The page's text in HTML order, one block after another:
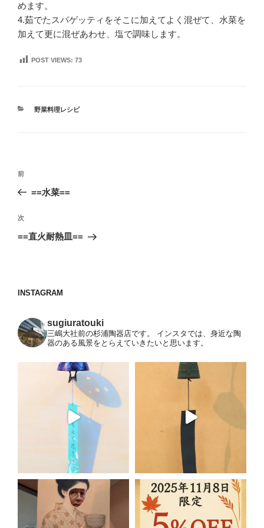
めます。
4.茹でたスパゲッティをそこに加えてよく混ぜて、水菜を
加えて更に混ぜあわせ、塩で調味します。
POST VIEWS: 73
カ
野菜料理レシピ
投
ナ
ビ
ゲ
ン
前
の
稿
前
==水菜==
次
次
==直火耐熱皿==
INSTAGRAM
sugiuratouki
三嶋大社前の杉浦陶器店です。
インスタでは、身近な陶
器のある風景をとらえていきたいと思います。